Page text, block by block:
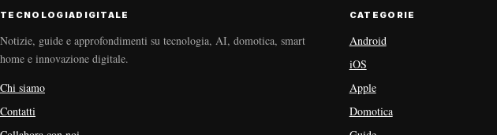
TECNOLOGIADIGITALE
Notizie, guide e approfondimenti su tecnologia, AI, domotica, smart
home e innovazione digitale.
Chi siamo
Contatti
CATEGORIE
Android
iOS
Apple
Domotica